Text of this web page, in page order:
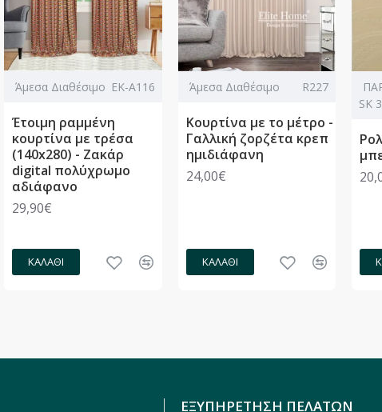
Άμεσα Διαθέσιμο ΕΚ-Α116
Έτοιμη ραμμένη
κουρτίνα με τρέσα
(140x280) - Ζακάρ
digital πολύχρωμο
αδιάφανο
29,90€
ΚΑΛΆΘΙ
Άμεσα Διαθέσιμο R227
Κουρτίνα με το μέτρο -
Γαλλική ζορζέτα κρεπ
ημιδιάφανη
24,00€
ΚΑΛΆΘΙ
SK
ΕΞΥΠΗΡΕΤΗΣΗ ΠΕΛΑΤΩΝ